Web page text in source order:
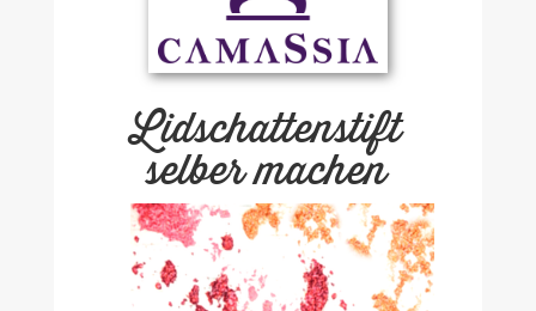
Lidschattenstift
selber machen